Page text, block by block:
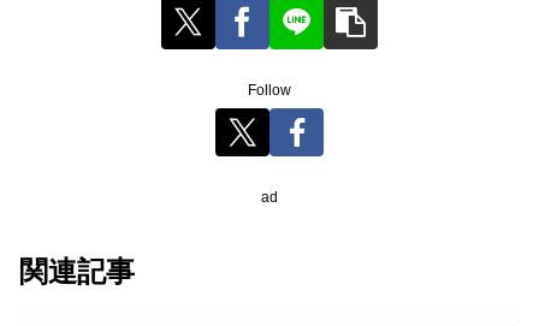
Follow
ad
関連記事